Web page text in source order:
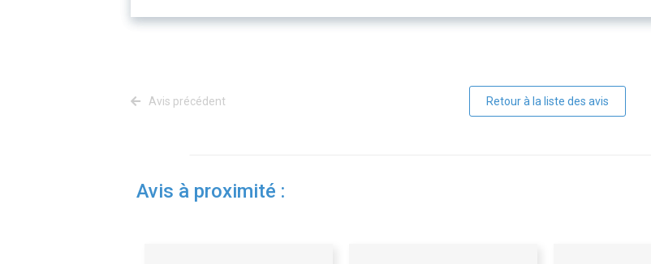
Avis précédent Retour à la liste des avis
Avis à proximité :